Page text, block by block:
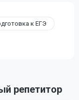
к ЕГЭ
репетитор